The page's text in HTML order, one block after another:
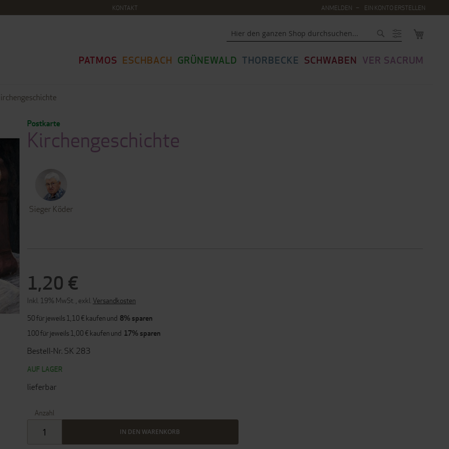
KONTAKT ANMELDEN EIN KONTO ERSTELLEN
PATMOS ESCHBACH GRÜNEWALD THORBECKE SCHWABEN VER SACRUM
Postkarte
Kirchengeschichte
Sieger Köder
1,20 €
Inkl. 19% MwSt. , exkl. Versandkosten
50 für jeweils1,10 € kaufen und 8% sparen
100 für jeweils1,00 € kaufen und 17% sparen
Bestell-Nr. SK 283
AUF LAGER
lieferbar
Anzahl
IN DEN WARENKORB